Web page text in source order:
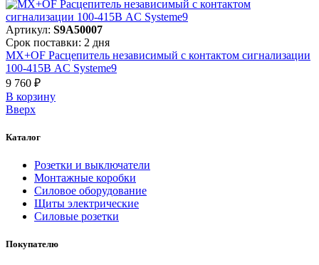
Артикул: S9A50007
Срок поставки: 2 дня
MX+OF Расцепитель независимый с контактом сигнализации
100-415В AC Systeme9
9 760 ₽
В корзинy
Вверх
Каталог
Розетки и выключатели
Монтажные коробки
Силовое оборудование
Щиты электрические
Силовые розетки
Покупателю